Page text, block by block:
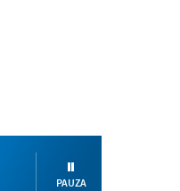
PAUZA